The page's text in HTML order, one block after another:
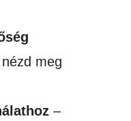
meg
–